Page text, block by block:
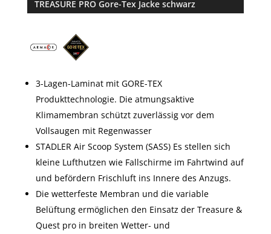
basieren
Kundenbe
wertung
TREASURE PRO Gore-Tex Jacke schwarz
3-Lagen-Laminat mit GORE-TEX
Produkttechnologie. Die atmungsaktive
Klimamembran schützt zuverlässig vor dem
Vollsaugen mit Regenwasser
STADLER Air Scoop System (SASS) Es stellen sich
kleine Lufthutzen wie Fallschirme im Fahrtwind auf
und befördern Frischluft ins Innere des Anzugs.
Die wetterfeste Membran und die variable
Belüftung ermöglichen den Einsatz der Treasure &
Quest pro in breiten Wetter- und